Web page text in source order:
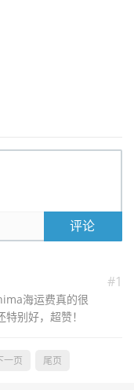
评论
#1
海运费真的很
别好，超赞！
一页 尾页